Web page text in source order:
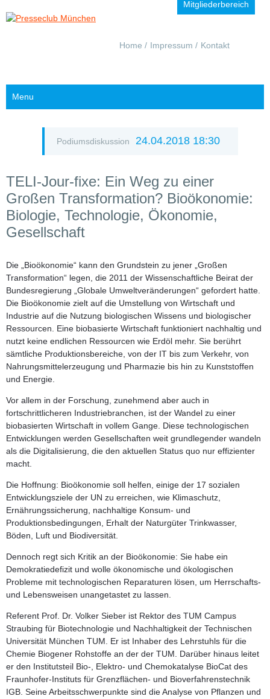
Mitgliederbereich
Navigation
Home Impressum Kontakt
Menu
Podiumsdiskussion 24.04.2018 18:30
TELI-Jour-fixe: Ein Weg zu einer
Großen Transformation? Bioökonomie:
Biologie, Technologie, Ökonomie,
Gesellschaft
Die „Bioökonomie“ kann den Grundstein zu jener „Großen
Transformation“ legen, die 2011 der Wissenschaftliche Beirat der
Bundesregierung „Globale Umweltveränderungen“ gefordert hatte.
Die Bioökonomie zielt auf die Umstellung von Wirtschaft und
Industrie auf die Nutzung biologischen Wissens und biologischer
Ressourcen. Eine biobasierte Wirtschaft funktioniert nachhaltig und
nutzt keine endlichen Ressourcen wie Erdöl mehr. Sie berührt
sämtliche Produktionsbereiche, von der IT bis zum Verkehr, von
Nahrungsmittelerzeugung und Pharmazie bis hin zu Kunststoffen
und Energie.
Vor allem in der Forschung, zunehmend aber auch in
fortschrittlicheren Industriebranchen, ist der Wandel zu einer
biobasierten Wirtschaft in vollem Gange. Diese technologischen
Entwicklungen werden Gesellschaften weit grundlegender wandeln
als die Digitalisierung, die den aktuellen Status quo nur effizienter
macht.
Die Hoffnung: Bioökonomie soll helfen, einige der 17 sozialen
Entwicklungsziele der UN zu erreichen, wie Klimaschutz,
Ernährungssicherung, nachhaltige Konsum- und
Produktionsbedingungen, Erhalt der Naturgüter Trinkwasser,
Böden, Luft und Biodiversität.
Dennoch regt sich Kritik an der Bioökonomie: Sie habe ein
Demokratiedefizit und wolle ökonomische und ökologischen
Probleme mit technologischen Reparaturen lösen, um Herrschafts-
und Lebensweisen unangetastet zu lassen.
Referent Prof. Dr. Volker Sieber ist Rektor des TUM Campus
Straubing für Biotechnologie und Nachhaltigkeit der Technischen
Universität München TUM. Er ist Inhaber des Lehrstuhls für die
Chemie Biogener Rohstoffe an der der TUM. Darüber hinaus leitet
er den Institutsteil Bio-, Elektro- und Chemokatalyse BioCat des
Fraunhofer-Instituts für Grenzflächen- und Bioverfahrenstechnik
IGB. Seine Arbeitsschwer­punkte sind die Analyse von Pflanzen und